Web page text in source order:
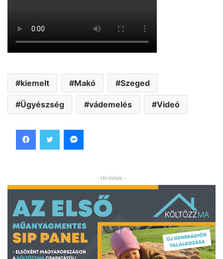
kiemelt Makó Szeged
Ügyészség vádemelés Videó
- Hirdetés -